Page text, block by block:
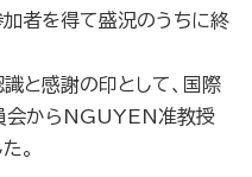
者を得て盛況のうちに終
と感謝の印として、国際
からNGUYEN准教授
。